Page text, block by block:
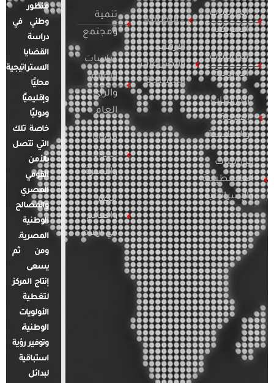
الدراسات
الأمريكية
الدراسات
الأوروبية
الدراسات
العربية
والإقليمية
الدراسات
الفلسطينية
والإسرائيلية
التطرف
الإرهاب
والصراعات
المسلحة
تنمية
ومجتمع
دراسات
الإعلام
والرأي
العام
قضايا
المرأة
والأسرة
مصر
والعالم
في أرقام
منظور
وطني في
دراسة
القضايا
الاستراتيجية
محليًا
وإقليميًا
ودوليًا
خاصة تلك
التي تتصل
بالأمن
القومي
المصري
والمصالح
الوطنية
المصرية.
ومن ثم
يسعى
إنتاج المركز
لتغطية
الأولويات
الوطنية،
وتوفير رؤية
استباقية
لبدائل